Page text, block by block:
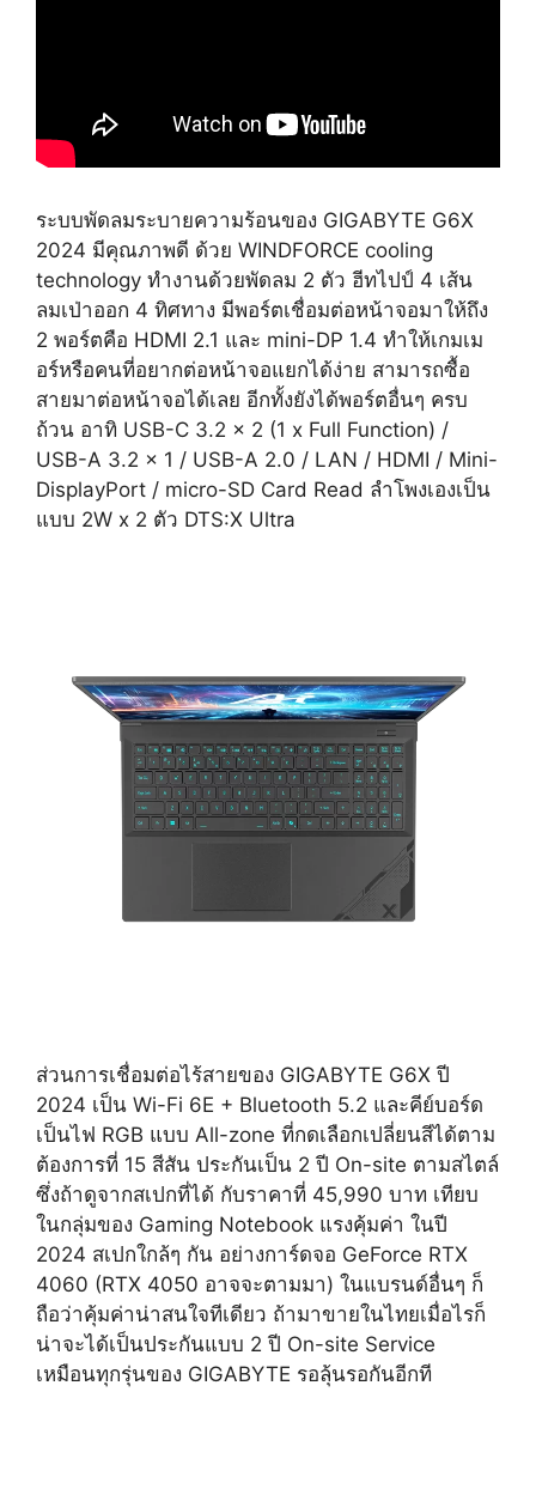
ระบบพัดลมระบายความร้อนของ GIGABYTE G6X
2024 มีคุณภาพดี ด้วย WINDFORCE cooling
technology ทำงานด้วยพัดลม 2 ตัว ฮีทไปป์ 4 เส้น
ลมเป่าออก 4 ทิศทาง มีพอร์ตเชื่อมต่อหน้าจอมาให้ถึง
2 พอร์ตคือ HDMI 2.1 และ mini-DP 1.4 ทำให้เกมเม
อร์หรือคนที่อยากต่อหน้าจอแยกได้ง่าย สามารถซื้อ
สายมาต่อหน้าจอได้เลย อีกทั้งยังได้พอร์ตอื่นๆ ครบ
ถ้วน อาทิ USB-C 3.2 x 2 (1 x Full Function) /
USB-A 3.2 x 1 / USB-A 2.0 / LAN / HDMI / Mini-
DisplayPort / micro-SD Card Read ลำโพงเองเป็น
แบบ 2W x 2 ตัว DTS:X Ultra
ส่วนการเชื่อมต่อไร้สายของ GIGABYTE G6X ปี
2024 เป็น Wi-Fi 6E + Bluetooth 5.2 และคีย์บอร์ด
เป็นไฟ RGB แบบ All-zone ที่กดเลือกเปลี่ยนสีได้ตาม
ต้องการที่ 15 สีสัน ประกันเป็น 2 ปี On-site ตามสไตล์
ซึ่งถ้าดูจากสเปกที่ได้ กับราคาที่ 45,990 บาท เทียบ
ในกลุ่มของ Gaming Notebook แรงคุ้มค่า ในปี
2024 สเปกใกล้ๆ กัน อย่างการ์ดจอ GeForce RTX
4060 (RTX 4050 อาจจะตามมา) ในแบรนด์อื่นๆ ก็
ถือว่าคุ้มค่าน่าสนใจทีเดียว ถ้ามาขายในไทยเมื่อไรก็
น่าจะได้เป็นประกันแบบ 2 ปี On-site Service
เหมือนทุกรุ่นของ GIGABYTE รอลุ้นรอกันอีกที